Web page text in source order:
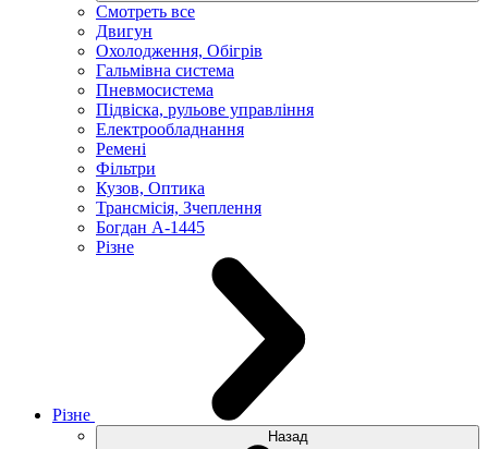
Смотреть все
Двигун
Охолодження, Обігрів
Гальмівна система
Пневмосистема
Підвіска, рульове управління
Електрообладнання
Ремені
Фільтри
Кузов, Оптика
Трансмісія, Зчеплення
Богдан А-1445
Різне
Різне
Назад